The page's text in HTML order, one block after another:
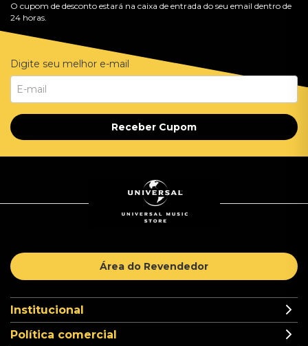
O cupom de desconto estará na caixa de entrada do seu email dentro de
24 horas.
Digite seu melhor e-mail
Receber Cupom
Área do Revendedor
Institucional
Política comercial